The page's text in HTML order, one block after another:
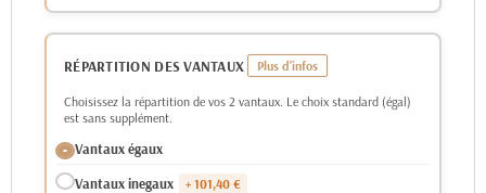
RÉPARTITION DES VANTAUX
Choisissez la répartition de vos 2 vantaux. Le choix standard (égal)
est sans supplément.
Vantaux égaux
Vantaux inegaux
+ 101,40 €